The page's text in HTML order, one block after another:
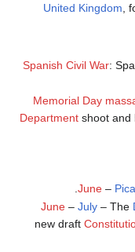
United Kingdom ,
Spanish Civil War:
Memorial Day
Department shoot and
June–
June– July– The
new draft